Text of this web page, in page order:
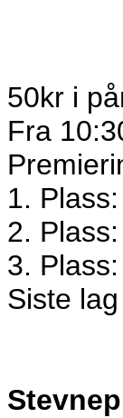
50kr i
Fra
1.
2.
3.
Siste